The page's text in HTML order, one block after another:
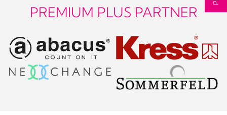
PREMIUM PLUS PARTNER